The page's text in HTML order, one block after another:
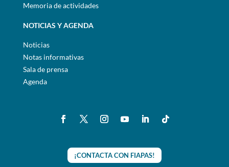
Memoria de actividades
NOTICIAS Y AGENDA
Noticias
Notas informativas
Sala de prensa
Agenda
¡CONTACTA CON FIAPAS!